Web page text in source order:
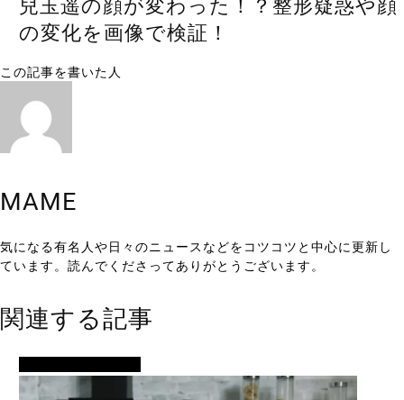
兒玉遥の顔が変わった！？整形疑惑や顔
の変化を画像で検証！
この記事を書いた人
MAME
気になる有名人や日々のニュースなどをコツコツと中心に更新し
ています。読んでくださってありがとうございます。
関連する記事